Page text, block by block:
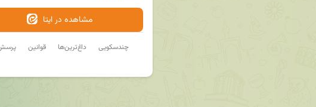
مشاهده در ایتا
قوانین داغ‌ترین‌ها چندسکویی